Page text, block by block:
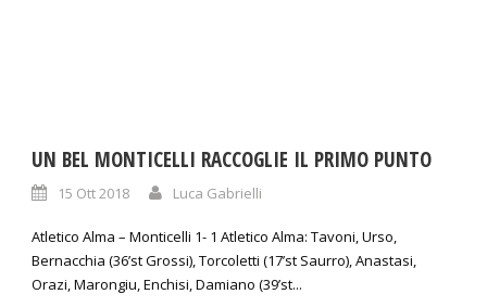
UN BEL MONTICELLI RACCOGLIE IL PRIMO PUNTO
15 Ott 2018 Luca Gabrielli
Atletico Alma – Monticelli 1- 1 Atletico Alma: Tavoni, Urso,
Bernacchia (36’st Grossi), Torcoletti (17’st Saurro), Anastasi,
Orazi, Marongiu, Enchisi, Damiano (39’st...